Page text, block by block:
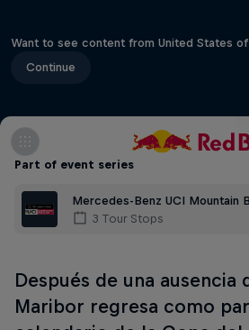
Want to see content from United States
Continue
Part of event series
Mercedes-Benz UCI Mountain
3 Tour Stops
Después de una ausencia
Maribor regresa como